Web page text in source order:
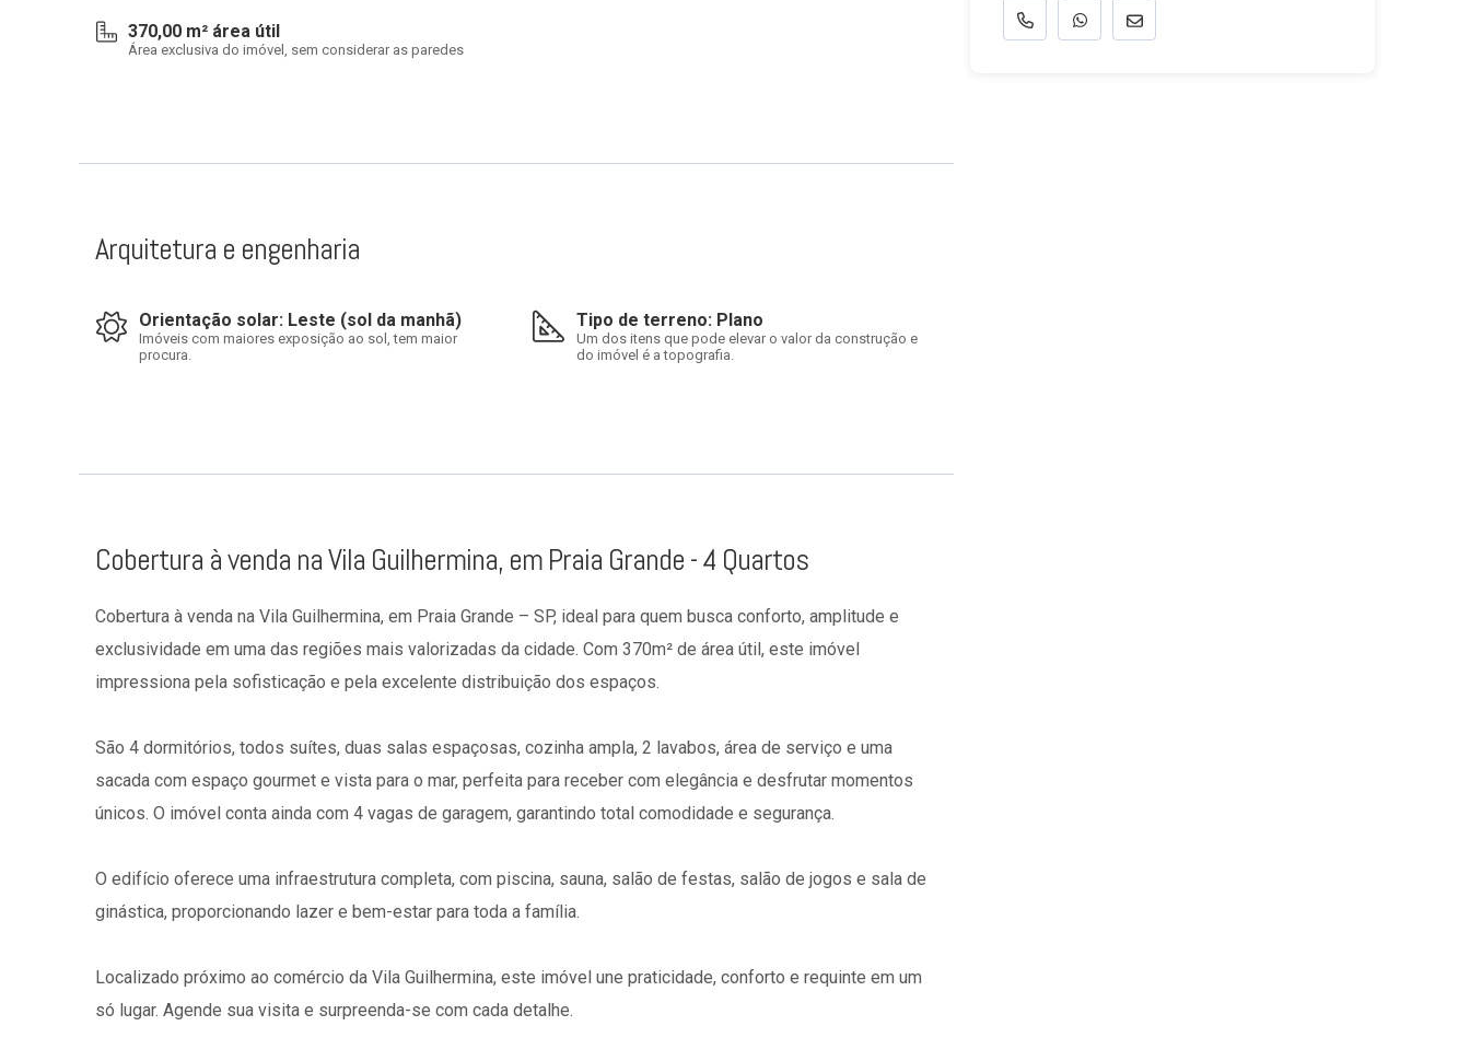
370,00 m² área útil
Área exclusiva do imóvel, sem considerar as paredes
Arquitetura e engenharia
Orientação solar: Leste (sol da manhã)
Imóveis com maiores exposição ao sol, tem maior
procura.
Tipo de terreno: Plano
Um dos itens que pode elevar o valor da construção e
do imóvel é a topografia.
Cobertura à venda na Vila Guilhermina, em Praia Grande - 4 Quartos
Cobertura à venda na Vila Guilhermina, em Praia Grande – SP, ideal para quem busca conforto, amplitude e
exclusividade em uma das regiões mais valorizadas da cidade. Com 370m² de área útil, este imóvel
impressiona pela sofisticação e pela excelente distribuição dos espaços.
São 4 dormitórios, todos suítes, duas salas espaçosas, cozinha ampla, 2 lavabos, área de serviço e uma
sacada com espaço gourmet e vista para o mar, perfeita para receber com elegância e desfrutar momentos
únicos. O imóvel conta ainda com 4 vagas de garagem, garantindo total comodidade e segurança.
O edifício oferece uma infraestrutura completa, com piscina, sauna, salão de festas, salão de jogos e sala de
ginástica, proporcionando lazer e bem-estar para toda a família.
Localizado próximo ao comércio da Vila Guilhermina, este imóvel une praticidade, conforto e requinte em um
só lugar. Agende sua visita e surpreenda-se com cada detalhe.